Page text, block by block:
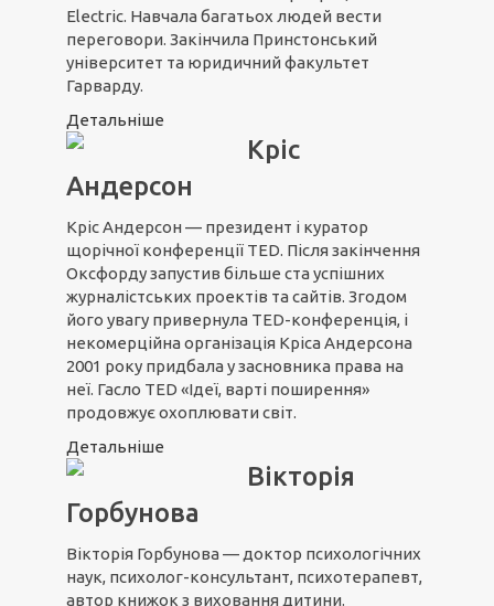
Electric. Навчала багатьох людей вести
переговори. Закінчила Принстонський
університет та юридичний факультет
Гарварду.
Детальніше
Кріс
Андерсон
Кріс Андерсон — президент і куратор
щорічної конференції TED. Після закінчення
Оксфорду запустив більше ста успішних
журналістських проектів та сайтів. Згодом
його увагу привернула TED-конференція, і
некомерційна організація Кріса Андерсона
2001 року придбала у засновника права на
неї. Гасло TED «Ідеї, варті поширення»
продовжує охоплювати світ.
Детальніше
Вікторія
Горбунова
Вікторія Горбунова — доктор психологічних
наук, психолог-консультант, психотерапевт,
автор книжок з виховання дитини.